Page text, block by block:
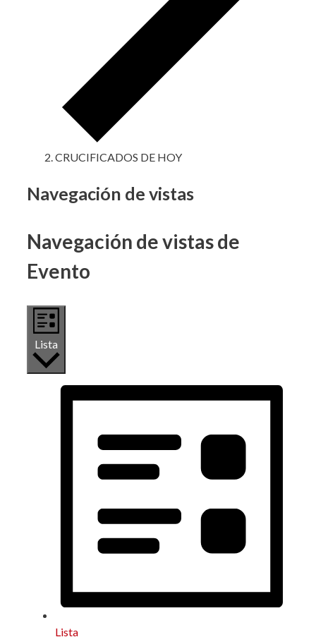
CRUCIFICADOS DE HOY
Eventos
Navegación de vistas
Navegación de vistas de
Evento
Lista
Lista